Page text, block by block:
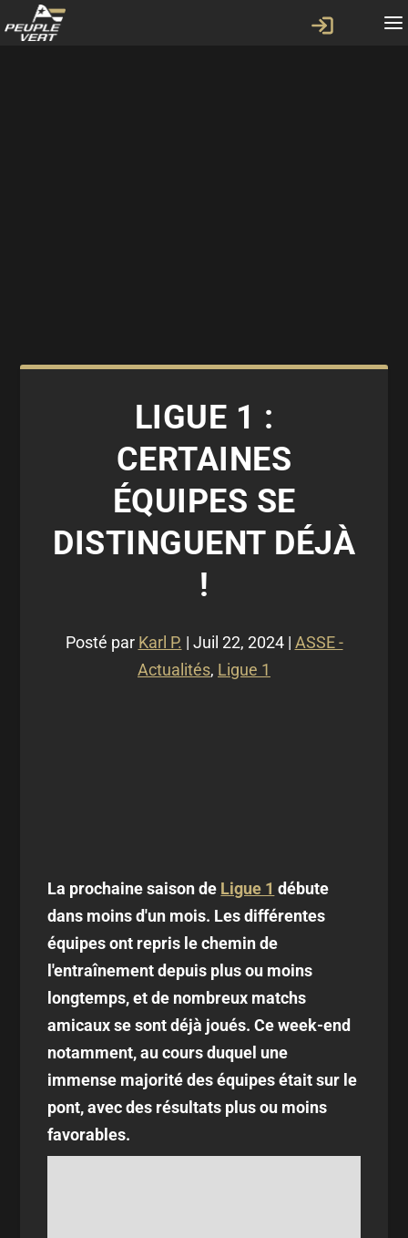
LIGUE 1 :
CERTAINES
ÉQUIPES SE
DISTINGUENT DÉJÀ
!
Posté par Karl P. | Juil 22, 2024| ASSE -
Actualités, Ligue 1
La prochaine saison de Ligue 1 débute
dans moins d'un mois. Les différentes
équipes ont repris le chemin de
l'entraînement depuis plus ou moins
longtemps, et de nombreux matchs
amicaux se sont déjà joués. Ce week-end
notamment, au cours duquel une
immense majorité des équipes était sur le
pont, avec des résultats plus ou moins
favorables.